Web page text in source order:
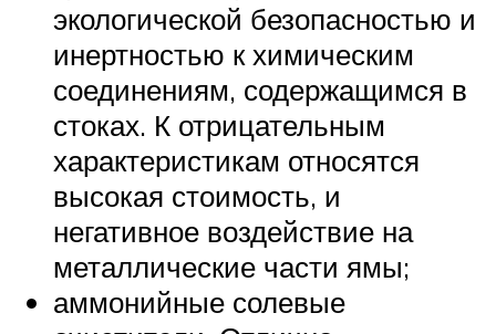
экологической безопасностью и
инертностью к химическим
соединениям, содержащимся в
стоках. К отрицательным
характеристикам относятся
высокая стоимость, и
негативное воздействие на
металлические части ямы;
аммонийные солевые